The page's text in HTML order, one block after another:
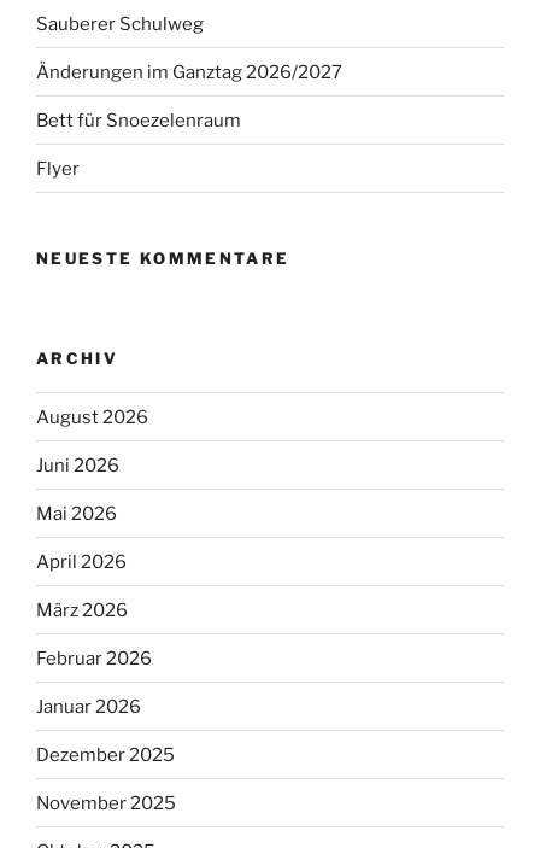
Sauberer Schulweg
Änderungen im Ganztag 2026/2027
Bett für Snoezelenraum
Flyer
NEUESTE KOMMENTARE
ARCHIV
August 2026
Juni 2026
Mai 2026
April 2026
März 2026
Februar 2026
Januar 2026
Dezember 2025
November 2025